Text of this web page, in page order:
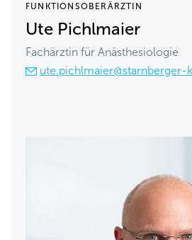
FUNKTIONSOBERÄRZTIN
Ute Pichlmaier
Fachärztin für Anästhesiologie
ute.pichlmaier@starnberger-